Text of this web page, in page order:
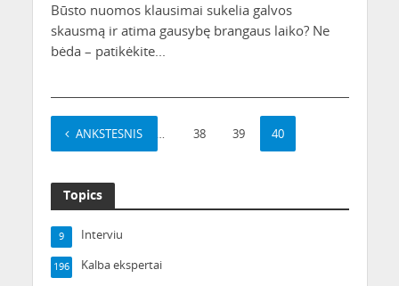
Būsto nuomos klausimai sukelia galvos
skausmą ir atima gausybę brangaus laiko? Ne
bėda – patikėkite...
ANKSTESNIS
1 … 38 39 40
Topics
Interviu
9
Kalba ekspertai
196